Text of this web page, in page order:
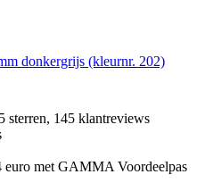
donkergrijs (kleurnr. 202)
sterren, 145 klantreviews
met GAMMA Voordeelpas